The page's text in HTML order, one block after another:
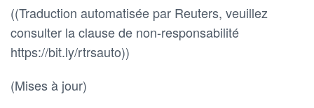
((Traduction automatisée par Reuters, veuillez
consulter la clause de non-responsabilité
https://bit.ly/rtrsauto))
(Mises à jour)